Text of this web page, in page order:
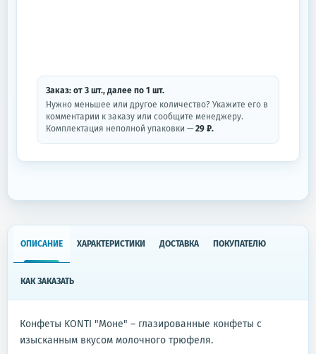
Заказ: от 3 шт., далее по 1 шт.
Нужно меньшее или другое количество? Укажите его в
комментарии к заказу или сообщите менеджеру.
Комплектация неполной упаковки — 29 ₽.
ОПИСАНИЕ ХАРАКТЕРИСТИКИ ДОСТАВКА ПОКУПАТЕЛЮ
КАК ЗАКАЗАТЬ
Конфеты KONTI "Моне" – глазированные конфеты с
изысканным вкусом молочного трюфеля.